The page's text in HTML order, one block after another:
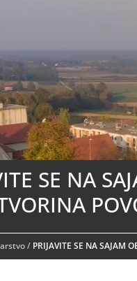
SE NA
/ PRIJAVITE SE NA SAJAM